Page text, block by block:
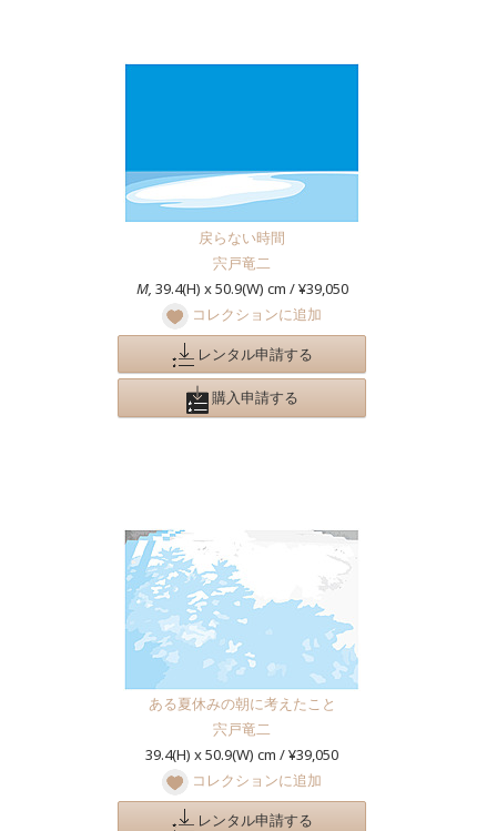
戻らない時間
宍戸竜二
M, 39.4(H) x 50.9(W) cm / ¥39,050
コレクションに追加
レンタル申請する
購入申請する
ある夏休みの朝に考えたこと
宍戸竜二
39.4(H) x 50.9(W) cm / ¥39,050
コレクションに追加
レンタル申請する